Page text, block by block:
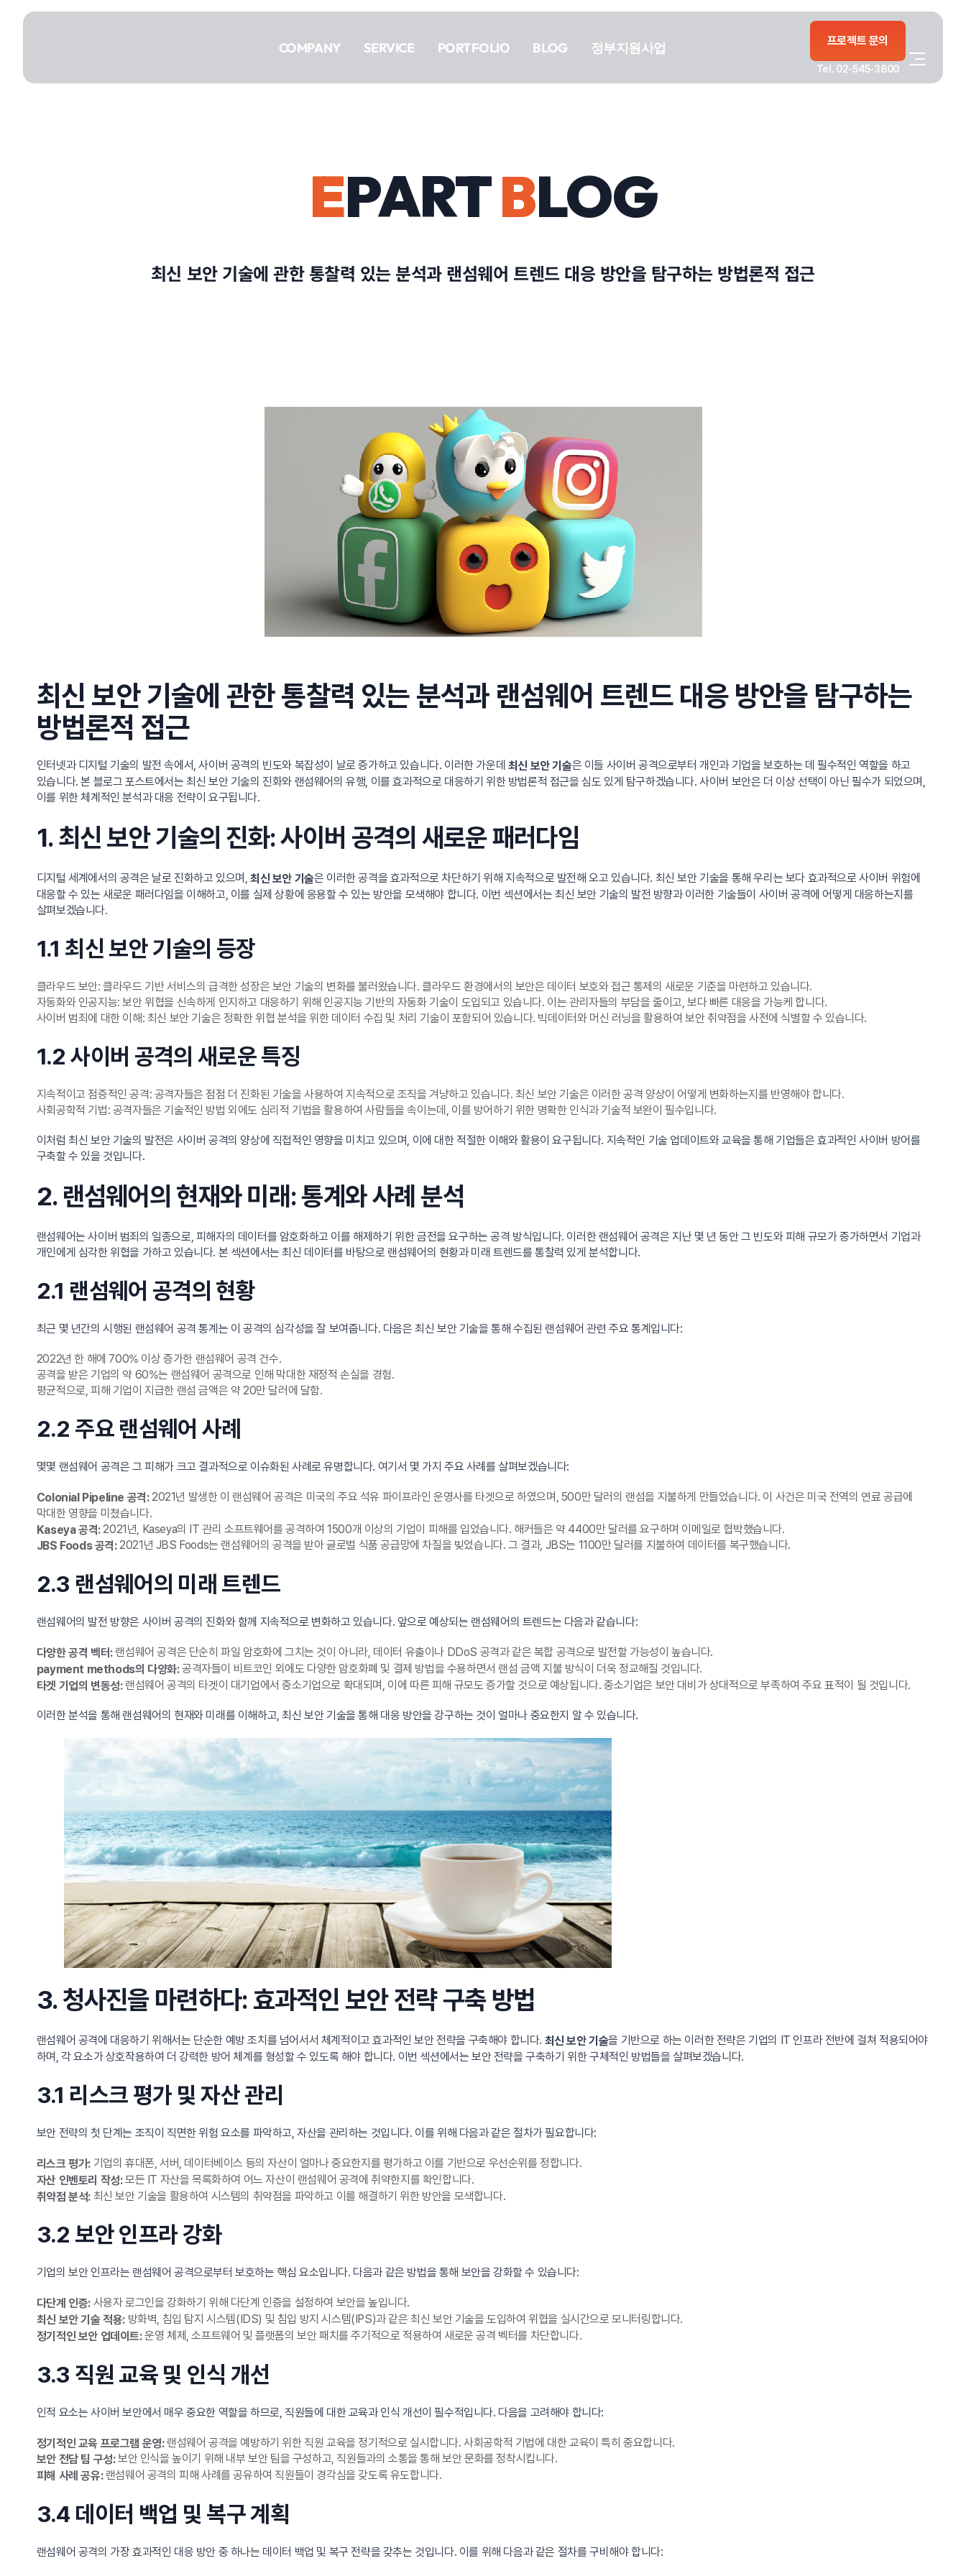
건너뛰기
COMPANY SERVICE PORTFOLIO BLOG 정부지원사업 프로젝트 문의
Tel. 02-545-3800
PORTFOLIO
EPARTBLOG
최신 보안 기술에 관한 통찰력 있는 분석과 랜섬웨어 트렌드 대응 방안을 탐구하는 방법론적 접근
최신 보안 기술에 관한 통찰력 있는 분석과 랜섬웨어 트렌드 대응 방안을 탐구하는
방법론적 접근
인터넷과 디지털 기술의 발전 속에서, 사이버 공격의 빈도와 복잡성이 날로 증가하고 있습니다. 이러한 가운데 최신 보안 기술은 이들 사이버 공격으로부터 개인과 기업을 보호하는 데 필수적인 역할을 하고
있습니다. 본 블로그 포스트에서는 최신 보안 기술의 진화와 랜섬웨어의 유행, 이를 효과적으로 대응하기 위한 방법론적 접근을 심도 있게 탐구하겠습니다. 사이버 보안은 더 이상 선택이 아닌 필수가 되었으며,
이를 위한 체계적인 분석과 대응 전략이 요구됩니다.
1. 최신 보안 기술의 진화: 사이버 공격의 새로운 패러다임
디지털 세계에서의 공격은 날로 진화하고 있으며, 최신 보안 기술은 이러한 공격을 효과적으로 차단하기 위해 지속적으로 발전해 오고 있습니다. 최신 보안 기술을 통해 우리는 보다 효과적으로 사이버 위험에
대응할 수 있는 새로운 패러다임을 이해하고, 이를 실제 상황에 응용할 수 있는 방안을 모색해야 합니다. 이번 섹션에서는 최신 보안 기술의 발전 방향과 이러한 기술들이 사이버 공격에 어떻게 대응하는지를
살펴보겠습니다.
1.1 최신 보안 기술의 등장
클라우드 보안: 클라우드 기반 서비스의 급격한 성장은 보안 기술의 변화를 불러왔습니다. 클라우드 환경에서의 보안은 데이터 보호와 접근 통제의 새로운 기준을 마련하고 있습니다.
자동화와 인공지능: 보안 위협을 신속하게 인지하고 대응하기 위해 인공지능 기반의 자동화 기술이 도입되고 있습니다. 이는 관리자들의 부담을 줄이고, 보다 빠른 대응을 가능케 합니다.
사이버 범죄에 대한 이해: 최신 보안 기술은 정확한 위협 분석을 위한 데이터 수집 및 처리 기술이 포함되어 있습니다. 빅데이터와 머신 러닝을 활용하여 보안 취약점을 사전에 식별할 수 있습니다.
1.2 사이버 공격의 새로운 특징
지속적이고 점증적인 공격: 공격자들은 점점 더 진화된 기술을 사용하여 지속적으로 조직을 겨냥하고 있습니다. 최신 보안 기술은 이러한 공격 양상이 어떻게 변화하는지를 반영해야 합니다.
사회공학적 기법: 공격자들은 기술적인 방법 외에도 심리적 기법을 활용하여 사람들을 속이는데, 이를 방어하기 위한 명확한 인식과 기술적 보완이 필수입니다.
이처럼 최신 보안 기술의 발전은 사이버 공격의 양상에 직접적인 영향을 미치고 있으며, 이에 대한 적절한 이해와 활용이 요구됩니다. 지속적인 기술 업데이트와 교육을 통해 기업들은 효과적인 사이버 방어를
구축할 수 있을 것입니다.
2. 랜섬웨어의 현재와 미래: 통계와 사례 분석
랜섬웨어는 사이버 범죄의 일종으로, 피해자의 데이터를 암호화하고 이를 해제하기 위한 금전을 요구하는 공격 방식입니다. 이러한 랜섬웨어 공격은 지난 몇 년 동안 그 빈도와 피해 규모가 증가하면서 기업과
개인에게 심각한 위협을 가하고 있습니다. 본 섹션에서는 최신 데이터를 바탕으로 랜섬웨어의 현황과 미래 트렌드를 통찰력 있게 분석합니다.
2.1 랜섬웨어 공격의 현황
최근 몇 년간의 시행된 랜섬웨어 공격 통계는 이 공격의 심각성을 잘 보여줍니다. 다음은 최신 보안 기술을 통해 수집된 랜섬웨어 관련 주요 통계입니다:
2022년 한 해에 700% 이상 증가한 랜섬웨어 공격 건수.
공격을 받은 기업의 약 60%는 랜섬웨어 공격으로 인해 막대한 재정적 손실을 경험.
평균적으로, 피해 기업이 지급한 랜섬 금액은 약 20만 달러에 달함.
2.2 주요 랜섬웨어 사례
몇몇 랜섬웨어 공격은 그 피해가 크고 결과적으로 이슈화된 사례로 유명합니다. 여기서 몇 가지 주요 사례를 살펴보겠습니다:
Colonial Pipeline 공격:2021년 발생한 이 랜섬웨어 공격은 미국의 주요 석유 파이프라인 운영사를 타겟으로 하였으며, 500만 달러의 랜섬을 지불하게 만들었습니다. 이 사건은 미국 전역의 연료 공급에
막대한 영향을 미쳤습니다.
Kaseya 공격:2021년, Kaseya의 IT 관리 소프트웨어를 공격하여 1500개 이상의 기업이 피해를 입었습니다. 해커들은 약 4400만 달러를 요구하며 이메일로 협박했습니다.
JBS Foods 공격:2021년 JBS Foods는 랜섬웨어의 공격을 받아 글로벌 식품 공급망에 차질을 빚었습니다. 그 결과, JBS는 1100만 달러를 지불하여 데이터를 복구했습니다.
2.3 랜섬웨어의 미래 트렌드
랜섬웨어의 발전 방향은 사이버 공격의 진화와 함께 지속적으로 변화하고 있습니다. 앞으로 예상되는 랜섬웨어의 트렌드는 다음과 같습니다:
다양한 공격 벡터:랜섬웨어 공격은 단순히 파일 암호화에 그치는 것이 아니라, 데이터 유출이나 DDoS 공격과 같은 복합 공격으로 발전할 가능성이 높습니다.
payment methods의 다양화:공격자들이 비트코인 외에도 다양한 암호화폐 및 결제 방법을 수용하면서 랜섬 금액 지불 방식이 더욱 정교해질 것입니다.
타겟 기업의 변동성:랜섬웨어 공격의 타겟이 대기업에서 중소기업으로 확대되며, 이에 따른 피해 규모도 증가할 것으로 예상됩니다. 중소기업은 보안 대비가 상대적으로 부족하여 주요 표적이 될 것입니다.
이러한 분석을 통해 랜섬웨어의 현재와 미래를 이해하고, 최신 보안 기술을 통해 대응 방안을 강구하는 것이 얼마나 중요한지 알 수 있습니다.
3. 청사진을 마련하다: 효과적인 보안 전략 구축 방법
랜섬웨어 공격에 대응하기 위해서는 단순한 예방 조치를 넘어서서 체계적이고 효과적인 보안 전략을 구축해야 합니다. 최신 보안 기술을 기반으로 하는 이러한 전략은 기업의 IT 인프라 전반에 걸쳐 적용되어야
하며, 각 요소가 상호작용하여 더 강력한 방어 체계를 형성할 수 있도록 해야 합니다. 이번 섹션에서는 보안 전략을 구축하기 위한 구체적인 방법들을 살펴보겠습니다.
3.1 리스크 평가 및 자산 관리
보안 전략의 첫 단계는 조직이 직면한 위험 요소를 파악하고, 자산을 관리하는 것입니다. 이를 위해 다음과 같은 절차가 필요합니다:
리스크 평가:기업의 휴대폰, 서버, 데이터베이스 등의 자산이 얼마나 중요한지를 평가하고 이를 기반으로 우선순위를 정합니다.
자산 인벤토리 작성:모든 IT 자산을 목록화하여 어느 자산이 랜섬웨어 공격에 취약한지를 확인합니다.
취약점 분석:최신 보안 기술을 활용하여 시스템의 취약점을 파악하고 이를 해결하기 위한 방안을 모색합니다.
3.2 보안 인프라 강화
기업의 보안 인프라는 랜섬웨어 공격으로부터 보호하는 핵심 요소입니다. 다음과 같은 방법을 통해 보안을 강화할 수 있습니다:
다단계 인증:사용자 로그인을 강화하기 위해 다단계 인증을 설정하여 보안을 높입니다.
최신 보안 기술 적용:방화벽, 침입 탐지 시스템(IDS) 및 침입 방지 시스템(IPS)과 같은 최신 보안 기술을 도입하여 위협을 실시간으로 모니터링합니다.
정기적인 보안 업데이트:운영 체제, 소프트웨어 및 플랫폼의 보안 패치를 주기적으로 적용하여 새로운 공격 벡터를 차단합니다.
3.3 직원 교육 및 인식 개선
인적 요소는 사이버 보안에서 매우 중요한 역할을 하므로, 직원들에 대한 교육과 인식 개선이 필수적입니다. 다음을 고려해야 합니다:
정기적인 교육 프로그램 운영:랜섬웨어 공격을 예방하기 위한 직원 교육을 정기적으로 실시합니다. 사회공학적 기법에 대한 교육이 특히 중요합니다.
보안 전담 팀 구성:보안 인식을 높이기 위해 내부 보안 팀을 구성하고, 직원들과의 소통을 통해 보안 문화를 정착시킵니다.
피해 사례 공유:랜섬웨어 공격의 피해 사례를 공유하여 직원들이 경각심을 갖도록 유도합니다.
3.4 데이터 백업 및 복구 계획
랜섬웨어 공격의 가장 효과적인 대응 방안 중 하나는 데이터 백업 및 복구 전략을 갖추는 것입니다. 이를 위해 다음과 같은 절차를 구비해야 합니다: